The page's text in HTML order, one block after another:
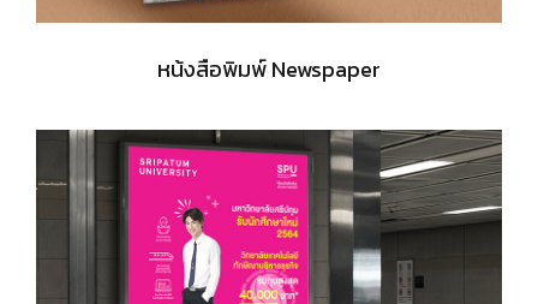
หน้งสือพิมพ์ Newspaper